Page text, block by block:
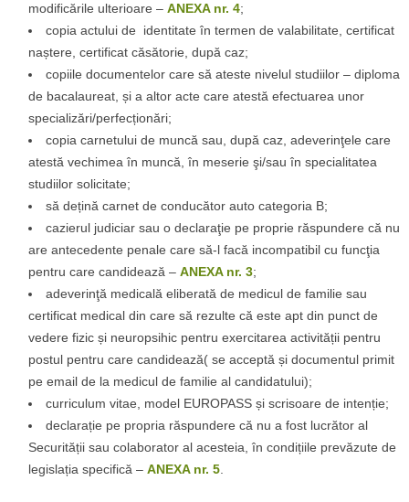
modificările ulterioare – ANEXA nr. 4;
copia actului de identitate în termen de valabilitate, certificat
naștere, certificat căsătorie, după caz;
copiile documentelor care să ateste nivelul studiilor – diploma
de bacalaureat, și a altor acte care atestă efectuarea unor
specializări/perfecționări;
copia carnetului de muncă sau, după caz, adeverinţele care
atestă vechimea în muncă, în meserie şi/sau în specialitatea
studiilor solicitate;
să dețină carnet de conducător auto categoria B;
cazierul judiciar sau o declaraţie pe proprie răspundere că nu
are antecedente penale care să-l facă incompatibil cu funcţia
pentru care candidează – ANEXA nr. 3;
adeverinţă medicală eliberată de medicul de familie sau
certificat medical din care să rezulte că este apt din punct de
vedere fizic și neuropsihic pentru exercitarea activității pentru
postul pentru care candidează( se acceptă și documentul primit
pe email de la medicul de familie al candidatului);
curriculum vitae, model EUROPASS și scrisoare de intenție;
declarație pe propria răspundere că nu a fost lucrător al
Securității sau colaborator al acesteia, în condițiile prevăzute de
legislația specifică – ANEXA nr. 5